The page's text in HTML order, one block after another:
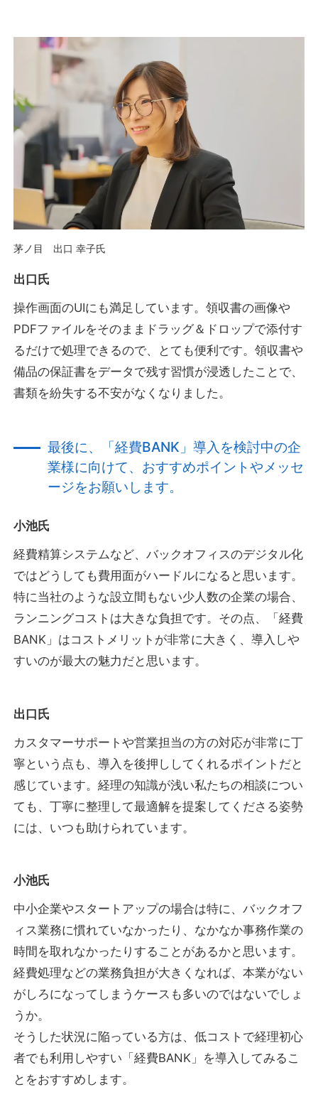
出口氏
操作画面のUIにも満足しています。領収書の画像や
PDFファイルをそのままドラッグ＆ドロップで添付す
るだけで処理できるので、とても便利です。領収書や
備品の保証書をデータで残す習慣が浸透したことで、
書類を紛失する不安がなくなりました。
茅ノ目 出口 幸子氏
最後に、「経費BANK」導入を検討中の企
業様に向けて、おすすめポイントやメッセ
ージをお願いします。
小池氏
経費精算システムなど、バックオフィスのデジタル化
ではどうしても費用面がハードルになると思います。
特に当社のような設立間もない少人数の企業の場合、
ランニングコストは大きな負担です。その点、「経費
BANK」はコストメリットが非常に大きく、導入しや
すいのが最大の魅力だと思います。
出口氏
カスタマーサポートや営業担当の方の対応が非常に丁
寧という点も、導入を後押ししてくれるポイントだと
感じています。経理の知識が浅い私たちの相談につい
ても、丁寧に整理して最適解を提案してくださる姿勢
には、いつも助けられています。
小池氏
中小企業やスタートアップの場合は特に、バックオフ
ィス業務に慣れていなかったり、なかなか事務作業の
時間を取れなかったりすることがあるかと思います。
経費処理などの業務負担が大きくなれば、本業がない
がしろになってしまうケースも多いのではないでしょ
うか。
そうした状況に陥っている方は、低コストで経理初心
者でも利用しやすい「経費BANK」を導入してみるこ
とをおすすめします。